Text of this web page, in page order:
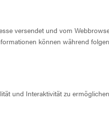
versendet und vom
können während
und Interaktivität zu